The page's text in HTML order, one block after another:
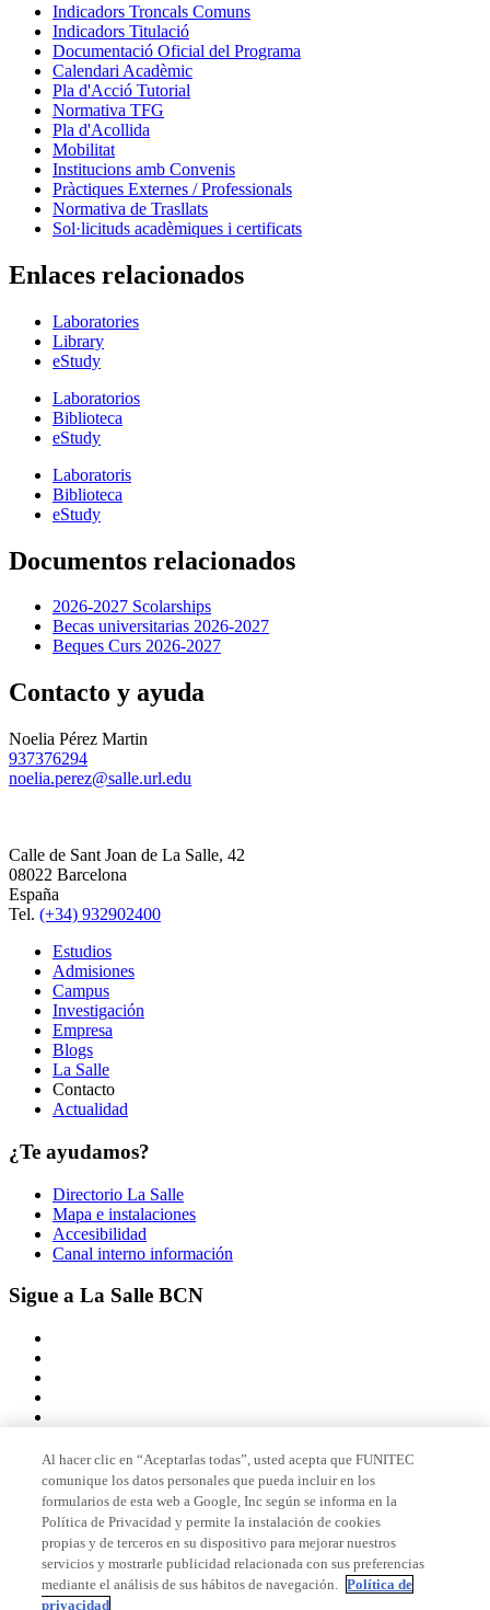
Indicadors Troncals Comuns
Indicadors Titulació
Documentació Oficial del Programa
Calendari Acadèmic
Pla d'Acció Tutorial
Normativa TFG
Pla d'Acollida
Mobilitat
Institucions amb Convenis
Pràctiques Externes / Professionals
Normativa de Trasllats
Sol·licituds acadèmiques i certificats
Enlaces relacionados
Laboratories
Library
eStudy
Laboratorios
Biblioteca
eStudy
Laboratoris
Biblioteca
eStudy
Documentos relacionados
2026-2027 Scolarships
Becas universitarias 2026-2027
Beques Curs 2026-2027
Contacto y ayuda
Noelia Pérez Martin
937376294
noelia.perez@salle.url.edu
Calle de Sant Joan de La Salle, 42
08022 Barcelona
España
Tel. (+34) 932902400
Estudios
Admisiones
Campus
Investigación
Empresa
Blogs
La Salle
Contacto
Actualidad
¿Te ayudamos?
Directorio La Salle
Mapa e instalaciones
Accesibilidad
Canal interno información
Sigue a La Salle BCN
Miembro de
Acreditaciones
Al hacer clic en “Aceptarlas todas”, usted acepta que FUNITEC
comunique los datos personales que pueda incluir en los
formularios de esta web a Google, Inc según se informa en la
Política de Privacidad y permite la instalación de cookies
propias y de terceros en su dispositivo para mejorar nuestros
servicios y mostrarle publicidad relacionada con sus preferencias
mediante el análisis de sus hábitos de navegación. Política de
privacidad